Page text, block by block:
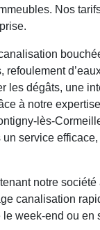
Nos
refoulement
les dégâts, une
à notre
lès-
service
notre société
canalisation
week-end ou en